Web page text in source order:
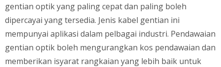
gentian optik yang paling cepat dan paling boleh
dipercayai yang tersedia. Jenis kabel gentian ini
mempunyai aplikasi dalam pelbagai industri. Pendawaian
gentian optik boleh mengurangkan kos pendawaian dan
memberikan isyarat rangkaian yang lebih baik untuk